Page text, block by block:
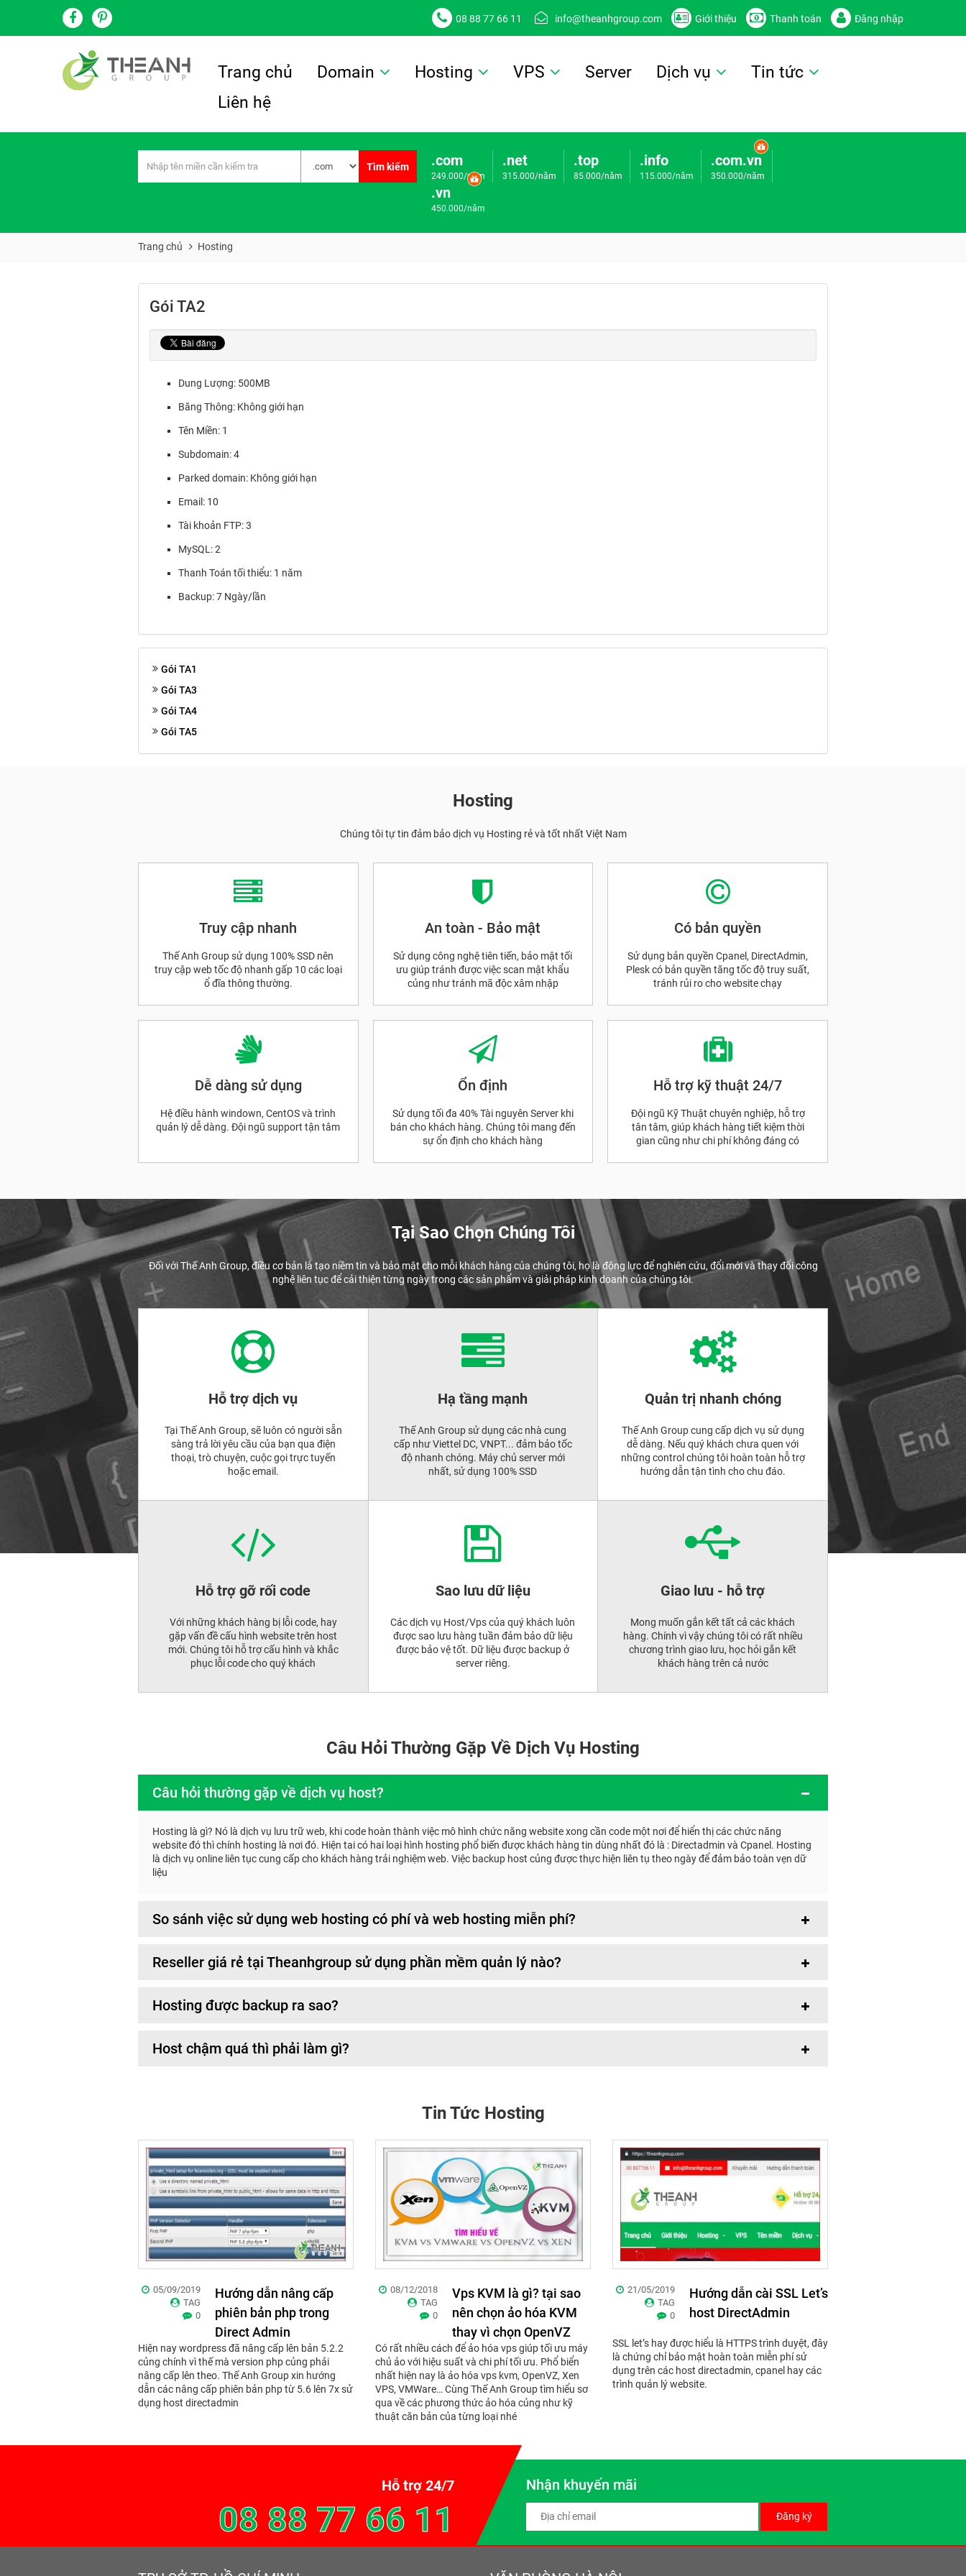
08 88 77 66 11 info@theanhgroup.com Giới thiệu Thanh toán Đăng nhập
Trang chủ Domain Hosting VPS Server Dịch vụ
Tin tức
Liên hệ
Tìm kiếm .com
249.000/năm
.net
315.000/năm
.top
85.000/năm
.info
115.000/năm
.com.vn
350.000/năm
.vn
450.000/năm
Trang chủ Hosting
Gói TA2
Dung Lượng: 500MB
Băng Thông: Không giới hạn
Tên Miền: 1
Subdomain: 4
Parked domain: Không giới hạn
Email: 10
Tài khoản FTP: 3
MySQL: 2
Thanh Toán tối thiểu: 1 năm
Backup: 7 Ngày/lần
Gói TA1
Gói TA3
Gói TA4
Gói TA5
Hosting
Chúng tôi tự tin đảm bảo dịch vụ Hosting rẻ và tốt nhất Việt Nam
Truy cập nhanh
Thế Anh Group sử dụng 100% SSD nên
truy cập web tốc độ nhanh gấp 10 các loại
ổ đĩa thông thường.
An toàn - Bảo mật
Sử dụng công nghệ tiên tiến, bảo mật tối
ưu giúp tránh được việc scan mật khẩu
củng như tránh mã độc xâm nhập
Có bản quyền
Sử dụng bản quyền Cpanel, DirectAdmin,
Plesk có bản quyền tăng tốc độ truy suất,
tránh rủi ro cho website chạy
Dễ dàng sử dụng
Hệ điều hành windown, CentOS và trình
quản lý dễ dàng. Đội ngũ support tận tâm
Ổn định
Sử dụng tối đa 40% Tài nguyên Server khi
bán cho khách hàng. Chúng tôi mang đến
sự ổn định cho khách hàng
Hỗ trợ kỹ thuật 24/7
Đội ngũ Kỹ Thuật chuyên nghiệp, hỗ trợ
tân tâm, giúp khách hàng tiết kiệm thời
gian cũng như chi phí không đáng có
Tại Sao Chọn Chúng Tôi
Đối với Thế Anh Group, điều cơ bản là tạo niềm tin và bảo mật cho mỗi khách hàng của chúng tôi, họ là động lực để nghiên cứu, đổi mới và thay đổi công
nghệ liên tục để cải thiện từng ngày trong các sản phẩm và giải pháp kinh doanh của chúng tôi.
Hỗ trợ dịch vụ
Tại Thế Anh Group, sẽ luôn có người sẵn
sàng trả lời yêu cầu của bạn qua điện
thoại, trò chuyện, cuộc gọi trực tuyến
hoặc email.
Hạ tầng mạnh
Thế Anh Group sử dụng các nhà cung
cấp như Viettel DC, VNPT... đảm bảo tốc
độ nhanh chóng. Máy chủ server mới
nhất, sử dụng 100% SSD
Quản trị nhanh chóng
Thế Anh Group cung cấp dịch vụ sử dụng
dễ dàng. Nếu quý khách chưa quen với
những control chúng tôi hoàn toàn hỗ trợ
hướng dẫn tận tình cho chu đáo.
Hỗ trợ gỡ rối code
Với những khách hàng bị lỗi code, hay
gặp vấn đề cấu hình website trên host
mới. Chúng tôi hỗ trợ cấu hình và khắc
phục lỗi code cho quý khách
Sao lưu dữ liệu
Các dịch vụ Host/Vps của quý khách luôn
được sao lưu hàng tuần đảm bảo dữ liệu
được bảo vệ tốt. Dữ liệu được backup ở
server riêng.
Giao lưu - hỗ trợ
Mong muốn gắn kết tất cả các khách
hàng. Chính vì vậy chúng tôi có rất nhiều
chương trình giao lưu, học hỏi gắn kết
khách hàng trên cả nước
Câu Hỏi Thường Gặp Về Dịch Vụ Hosting
Câu hỏi thường gặp về dịch vụ host?
Hosting là gì? Nó là dịch vụ lưu trữ web, khi code hoàn thành việc mô hình chức năng website xong cần code một nơi để hiển thị các chức năng
website đó thì chính hosting là nơi đó. Hiện tai có hai loại hình hosting phổ biến được khách hàng tin dùng nhất đó là : Directadmin và Cpanel. Hosting
là dịch vụ online liên tục cung cấp cho khách hàng trải nghiệm web. Việc backup host củng được thực hiện liên tụ theo ngày để đảm bảo toàn vẹn dữ
liệu
So sánh việc sử dụng web hosting có phí và web hosting miễn phí?
Reseller giá rẻ tại Theanhgroup sử dụng phần mềm quản lý nào?
Hosting được backup ra sao?
Host chậm quá thì phải làm gì?
Tin Tức Hosting
05/09/2019
TAG
0
Hướng dẫn nâng cấp
phiên bản php trong
Direct Admin
Hiện nay wordpress đã nâng cấp lên bản 5.2.2
củng chính vì thế mà version php củng phải
nâng cấp lên theo. Thế Anh Group xin hướng
dẫn các nâng cấp phiên bản php từ 5.6 lên 7x sử
dụng host directadmin
08/12/2018
TAG
0
Vps KVM là gì? tại sao
nên chọn ảo hóa KVM
thay vì chọn OpenVZ
Có rất nhiều cách để ảo hóa vps giúp tối ưu máy
chủ ảo với hiệu suất và chi phí tối ưu. Phổ biển
nhất hiện nay là ảo hóa vps kvm, OpenVZ, Xen
VPS, VMWare… Cùng Thế Anh Group tìm hiểu sơ
qua về các phương thức ảo hóa củng như kỹ
thuật căn bản của từng loại nhé
21/05/2019
TAG
0
Hướng dẫn cài SSL Let’s
host DirectAdmin
SSL let’s hay được hiểu là HTTPS trình duyệt, đây
là chứng chỉ bảo mật hoàn toàn miễn phí sử
dụng trên các host directadmin, cpanel hay các
trình quản lý website.
Hỗ trợ 24/7
08 88 77 66 11
Nhận khuyến mãi
Đăng ký